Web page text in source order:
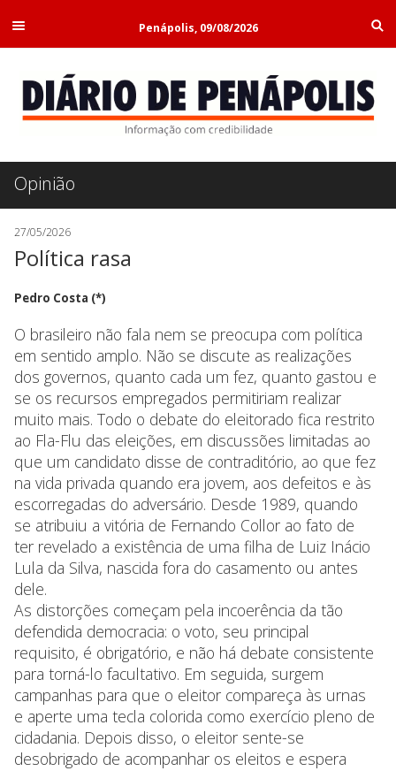
Penápolis, 09/08/2026
Opinião
27/05/2026
Política rasa
Pedro Costa (*)
O brasileiro não fala nem se preocupa com política
em sentido amplo. Não se discute as realizações
dos governos, quanto cada um fez, quanto gastou e
se os recursos empregados permitiriam realizar
muito mais. Todo o debate do eleitorado fica restrito
ao Fla-Flu das eleições, em discussões limitadas ao
que um candidato disse de contraditório, ao que fez
na vida privada quando era jovem, aos defeitos e às
escorregadas do adversário. Desde 1989, quando
se atribuiu a vitória de Fernando Collor ao fato de
ter revelado a existência de uma filha de Luiz Inácio
Lula da Silva, nascida fora do casamento ou antes
dele.
As distorções começam pela incoerência da tão
defendida democracia: o voto, seu principal
requisito, é obrigatório, e não há debate consistente
para torná-lo facultativo. Em seguida, surgem
campanhas para que o eleitor compareça às urnas
e aperte uma tecla colorida como exercício pleno de
cidadania. Depois disso, o eleitor sente-se
desobrigado de acompanhar os eleitos e espera